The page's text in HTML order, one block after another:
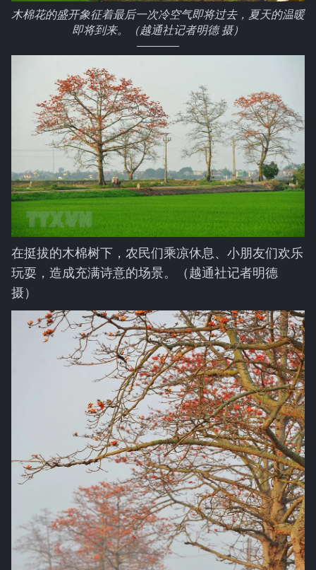
木棉花的盛开象征着最后一次冷空气即将过去，夏天的温暖
即将到来。（越通社记者明德 摄）
在挺拔的木棉树下，农民们乘凉休息、小朋友们欢乐
玩耍，造成充满诗意的场景。（越通社记者明德
摄）